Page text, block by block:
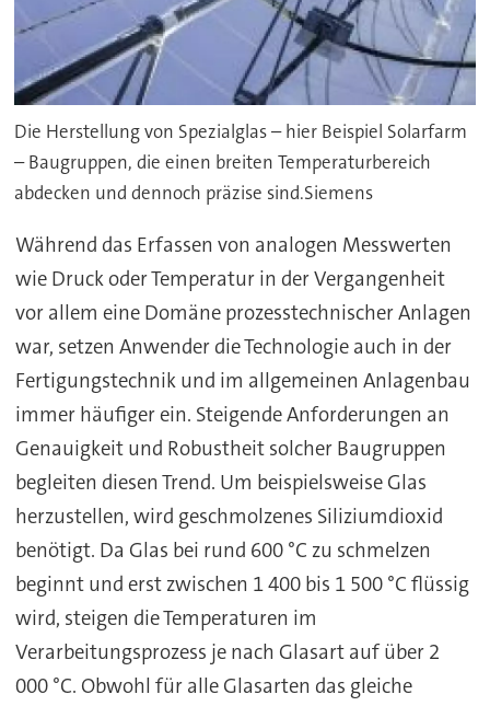
Die Herstellung von Spezialglas – hier Beispiel Solarfarm
– Baugruppen, die einen breiten Temperaturbereich
abdecken und dennoch präzise sind.Siemens
Während das Erfassen von analogen Messwerten
wie Druck oder Temperatur in der Vergangenheit
vor allem eine Domäne prozesstechnischer Anlagen
war, setzen Anwender die Technologie auch in der
Fertigungstechnik und im allgemeinen Anlagenbau
immer häufiger ein. Steigende Anforderungen an
Genauigkeit und Robustheit solcher Baugruppen
begleiten diesen Trend. Um beispielsweise Glas
herzustellen, wird geschmolzenes Siliziumdioxid
benötigt. Da Glas bei rund 600 °C zu schmelzen
beginnt und erst zwischen 1 400 bis 1 500 °C flüssig
wird, steigen die Temperaturen im
Verarbeitungsprozess je nach Glasart auf über 2
000 °C. Obwohl für alle Glasarten das gleiche